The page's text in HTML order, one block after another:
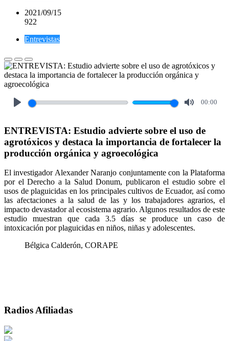
2021/09/15
922
Entrevistas
00:00
ENTREVISTA: Estudio advierte sobre el uso de
agrotóxicos y destaca la importancia de fortalecer la
producción orgánica y agroecológica
El investigador Alexander Naranjo conjuntamente con la Plataforma
por el Derecho a la Salud Donum, publicaron el estudio sobre el
usos de plaguicidas en los principales cultivos de Ecuador, así como
las afectaciones a la salud de las y los trabajadores agrarios, el
impacto devastador al ecosistema agrario. Algunos resultados de este
estudio muestran que cada 3.5 días se produce un caso de
intoxicación por plaguicidas en niños, niñas y adolescentes.
Bélgica Calderón, CORAPE
Radios Afiliadas